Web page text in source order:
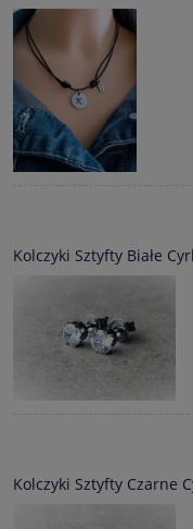
Kolczyki Sztyfty Białe
Kolczyki Sztyfty Czarne